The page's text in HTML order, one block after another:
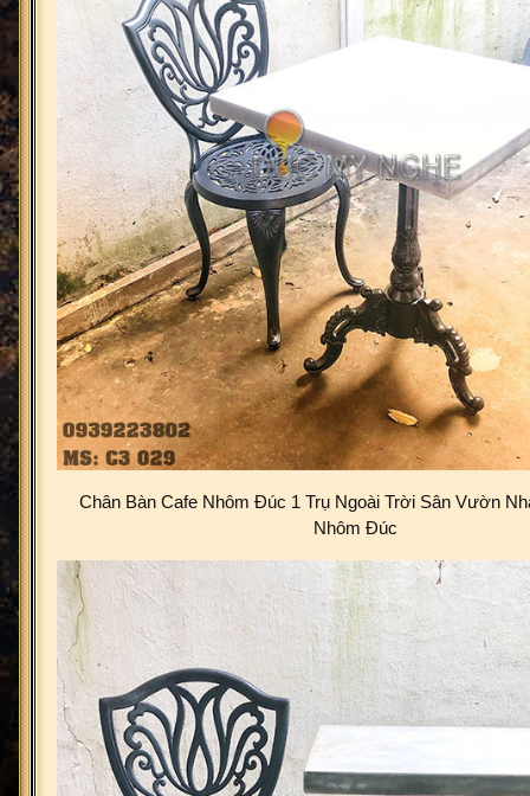
Chân Bàn Cafe Nhôm Đúc 1 Trụ Ngoài Trời Sân Vườn
Nhôm Đúc